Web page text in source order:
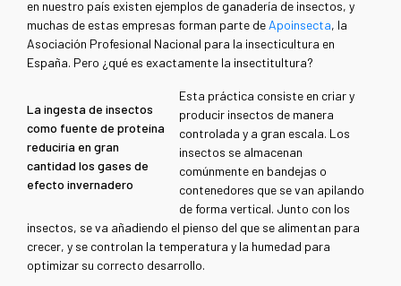
en nuestro país existen ejemplos de ganadería de insectos, y
muchas de estas empresas forman parte de Apoinsecta, la
Asociación Profesional Nacional para la insecticultura en
España. Pero ¿qué es exactamente la insectitultura?
La ingesta de insectos
como fuente de proteína
reduciría en gran
cantidad los gases de
efecto invernadero
Esta práctica consiste en criar y
producir insectos de manera
controlada y a gran escala. Los
insectos se almacenan
comúnmente en bandejas o
contenedores que se van apilando
de forma vertical. Junto con los
insectos, se va añadiendo el pienso del que se alimentan para
crecer, y se controlan la temperatura y la humedad para
optimizar su correcto desarrollo.